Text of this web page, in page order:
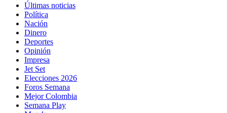
Últimas noticias
Política
Nación
Dinero
Deportes
Opinión
Impresa
Jet Set
Elecciones 2026
Foros Semana
Mejor Colombia
Semana Play